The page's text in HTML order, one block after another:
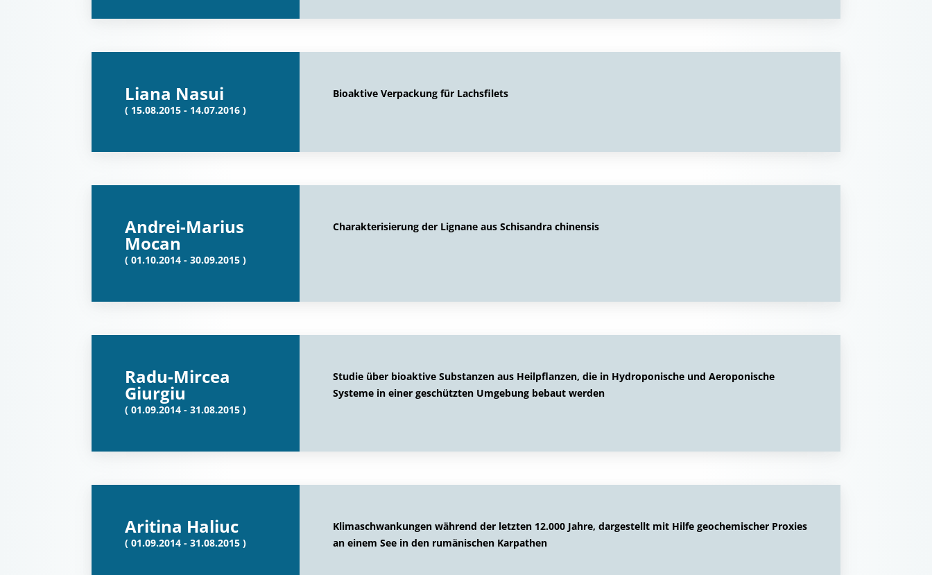
Liana Nasui
( 15.08.2015 - 14.07.2016 )
Bioaktive Verpackung für Lachsfilets
Andrei-Marius
Mocan
( 01.10.2014 - 30.09.2015 )
Charakterisierung der Lignane aus Schisandra chinensis
Radu-Mircea
Giurgiu
( 01.09.2014 - 31.08.2015 )
Studie über bioaktive Substanzen aus Heilpflanzen, die in Hydroponische und Aeroponische
Systeme in einer geschützten Umgebung bebaut werden
Aritina Haliuc
( 01.09.2014 - 31.08.2015 )
Klimaschwankungen während der letzten 12.000 Jahre, dargestellt mit Hilfe geochemischer Proxies
an einem See in den rumänischen Karpathen